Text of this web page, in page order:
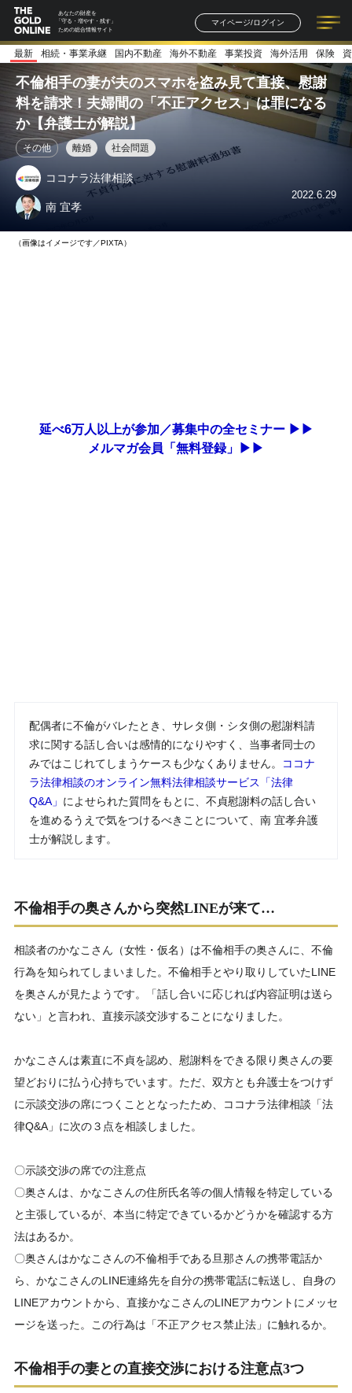
あなたの財産を
「守る・増やす・残す」
ための総合情報サイト
マイページ/ログイン
記事一覧 連載一覧
著者一覧 書籍一覧
最新 相続・事業承継 国内不動産 海外不動産 事業投資 海外活用 保険
不倫相手の妻が夫のスマホを盗み見て直接、慰謝
料を請求！夫婦間の「不正アクセス」は罪になる
か【弁護士が解説】
その他 離婚 社会問題
ココナラ法律相談
南 宜孝
2022.6.29
（画像はイメージです／PIXTA）
延べ6万人以上が参加／募集中の全セミナー ▶▶
メルマガ会員「無料登録」▶▶
配偶者に不倫がバレたとき、サレタ側・シタ側の慰謝料請
求に関する話し合いは感情的になりやすく、当事者同士の
みではこじれてしまうケースも少なくありません。
ココナ
ラ法律相談のオンライン無料法律相談サービス「法律
Q&A」 によせられた質問をもとに、不貞慰謝料の話し合い
を進めるうえで気をつけるべきことについて、南 宜孝弁護
士が解説します。
不倫相手の奥さんから突然LINEが来て…
相談者のかなこさん（女性・仮名）は不倫相手の奥さんに、不倫
行為を知られてしまいました。不倫相手とやり取りしていたLINE
を奥さんが見たようです。「話し合いに応じれば内容証明は送ら
ない」と言われ、直接示談交渉することになりました。
かなこさんは素直に不貞を認め、慰謝料をできる限り奥さんの要
望どおりに払う心持ちでいます。ただ、双方とも弁護士をつけず
に示談交渉の席につくこととなったため、ココナラ法律相談「法
律Q&A」に次の３点を相談しました。
〇示談交渉の席での注意点
〇奥さんは、かなこさんの住所氏名等の個人情報を特定している
と主張しているが、本当に特定できているかどうかを確認する方
法はあるか。
〇奥さんはかなこさんの不倫相手である旦那さんの携帯電話か
ら、かなこさんのLINE連絡先を自分の携帯電話に転送し、自身の
LINEアカウントから、直接かなこさんのLINEアカウントにメッセ
ージを送った。この行為は「不正アクセス禁止法」に触れるか。
不倫相手の妻との直接交渉における注意点3つ